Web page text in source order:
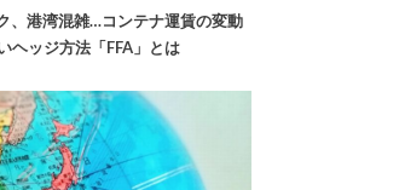
、港湾混雑…コンテナ運賃の変動
ヘッジ方法「FFA」とは